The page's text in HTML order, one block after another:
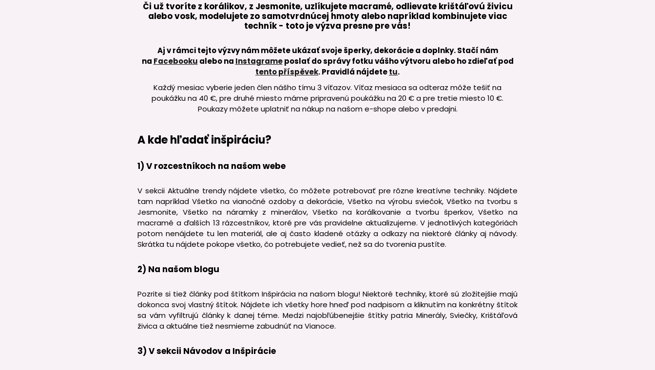
Či už tvoríte z korálikov, z Jesmonite, uzlíkujete macramé, odlievate krištáľovú živicu
alebo vosk, modelujete zo samotvrdnúcej hmoty alebo napríklad kombinujete viac
techník - toto je výzva presne pre vás!
Aj v rámci tejto výzvy nám môžete ukázať svoje šperky, dekorácie a doplnky. Stačí nám
na Facebooku alebo na Instagrameposlať do správy fotku vášho výtvoru alebo ho zdieľať pod
tento příspěvek. Pravidlá nájdetetu.
Každý mesiac vyberie jeden člen nášho tímu 3 víťazov. Víťaz mesiaca sa odteraz môže tešiť na
poukážku na 40 €, pre druhé miesto máme pripravenú poukážku na 20 € a pre tretie miesto 10 €.
Poukazy môžete uplatniť na nákup na našom e-shope alebo v predajni.
A kde hľadať inšpiráciu?
1) V rozcestníkoch na našom webe
V sekcii Aktuálne trendy nájdete všetko, čo môžete potrebovať pre rôzne kreatívne techniky. Nájdete
tam napríklad Všetko na vianočné ozdoby a dekorácie, Všetko na výrobu sviečok, Všetko na tvorbu s
Jesmonite, Všetko na náramky z minerálov, Všetko na korálkovanie a tvorbu šperkov, Všetko na
macramé a ďalších 13 rázcestníkov, ktoré pre vás pravidelne aktualizujeme. V jednotlivých kategóriách
potom nenájdete tu len materiál, ale aj často kladené otázky a odkazy na niektoré články aj návody.
Skrátka tu nájdete pokope všetko, čo potrebujete vedieť, než sa do tvorenia pustíte.
2) Na našom blogu
Pozrite si tiež články pod štítkom Inšpirácia na našom blogu! Niektoré techniky, ktoré sú zložitejšie majú
dokonca svoj vlastný štítok. Nájdete ich všetky hore hneď pod nadpisom a kliknutím na konkrétny štítok
sa vám vyfiltrujú články k danej téme. Medzi najobľúbenejšie štítky patria Minerály, Sviečky, Krištáľová
živica a aktuálne tiež nesmieme zabudnúť na Vianoce.
3) V sekcii Návodov a Inšpirácie